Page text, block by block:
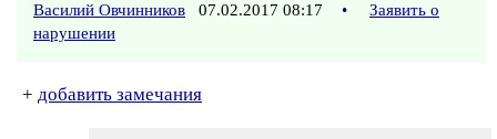
Василий Овчинников 07.02.2017 08:17 •
Заявить о
нарушении
+ добавить замечания